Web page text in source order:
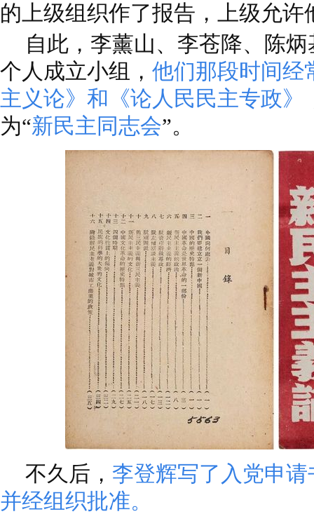
的上级组织作了报告，上级允许
自此，李薰山、李苍降、陈
个人成立小组， 他们那段时间经
主义论》和《论人民民主专政》
为“新民主同志会”。
不久后， 李登辉写了入党申
并经组织批准。